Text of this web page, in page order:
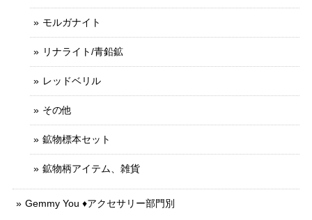
モルガナイト
リナライト/青鉛鉱
レッドベリル
その他
鉱物標本セット
鉱物柄アイテム、雑貨
Gemmy You ♦︎アクセサリー部門別